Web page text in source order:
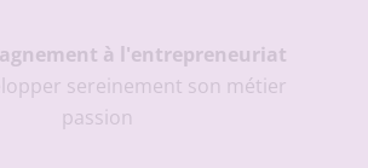
à l'entrepreneuriat
sereinement son métier
passion